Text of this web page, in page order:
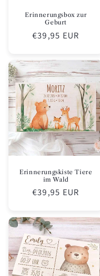
Erinnerungsbox zur
Geburt
Normaler
€39,95 EUR
Erinnerungskiste Tiere
im Wald
Normaler
€39,95 EUR